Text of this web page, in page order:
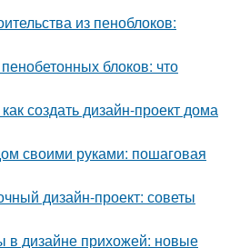
из пеноблоков:
блоков: что
создать дизайн-проект дома
своими руками: пошаговая
дизайн-проект: советы
дизайне прихожей: новые